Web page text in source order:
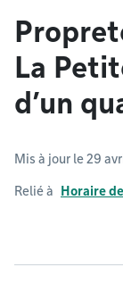
La
d’un
Mis à jour le 29
Relié à Horaire